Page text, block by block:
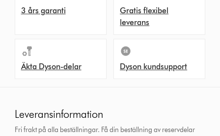
3 års garanti
Gratis flexibel
leverans
Äkta Dyson-delar Dyson kundsupport
Leveransinformation
Fri frakt på alla beställningar. Få din beställning av reservdelar